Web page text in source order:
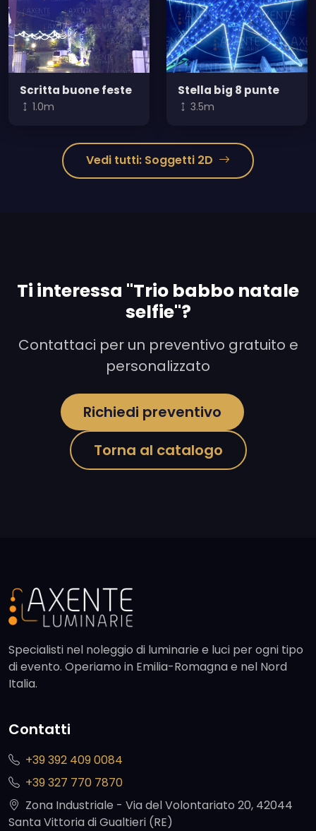
Scritta buone feste
1.0m
Stella big 8 punte
3.5m
Vedi tutti: Soggetti 2D
Ti interessa "Trio babbo natale
selfie"?
Contattaci per un preventivo gratuito e
personalizzato
Richiedi preventivo
Torna al catalogo
Specialisti nel noleggio di luminarie e luci per ogni tipo
di evento. Operiamo in Emilia-Romagna e nel Nord
Italia.
Contatti
+39 392 409 0084
+39 327 770 7870
Zona Industriale - Via del Volontariato 20, 42044
Santa Vittoria di Gualtieri (RE)